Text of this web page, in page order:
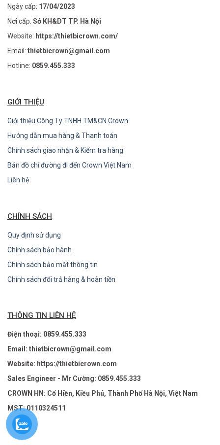
Ngày cấp: 17/04/2023
Nơi cấp: Sở KH&DT TP. Hà Nội
Website: https://thietbicrown.com/
Email: thietbicrown@gmail.com
Hotline: 0859.455.333
GIỚI THIỆU
Giới thiệu Công Ty TNHH TM&CN Crown
Hướng dẫn mua hàng & Thanh toán
Chính sách giao nhận & Kiểm tra hàng
Bản đồ chỉ đường đi đến Crown Việt Nam
Liên hệ
CHÍNH SÁCH
Quy định sử dụng
Chính sách bảo hành
Chính sách bảo mật thông tin
Chính sách đổi trả hàng & hoàn tiền
THÔNG TIN LIÊN HỆ
Điện thoại: 0859.455.333
Email: thietbicrown@gmail.com
Website: https://thietbicrown.com
Sales Engineer - Mr Cường: 0859.455.333
CROWN HN: Cổ Hiền, Kiều Phú, Thành Phố Hà Nội, Việt Nam
MST: 0110324511